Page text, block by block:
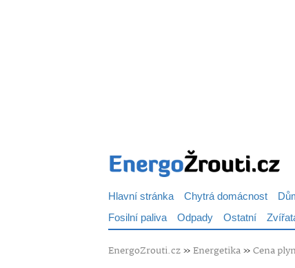
Hlavní stránka Chytrá domácnost
Fosilní paliva Odpady Ostatní
EnergoZrouti.cz»Energetika»Cena